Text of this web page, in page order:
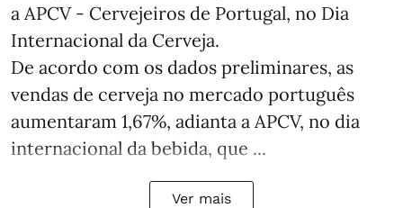
a APCV - Cervejeiros de Portugal, no Dia
Internacional da Cerveja.
De acordo com os dados preliminares, as
vendas de cerveja no mercado português
aumentaram 1,67%, adianta a APCV, no dia
internacional da bebida, que ...
Ver mais